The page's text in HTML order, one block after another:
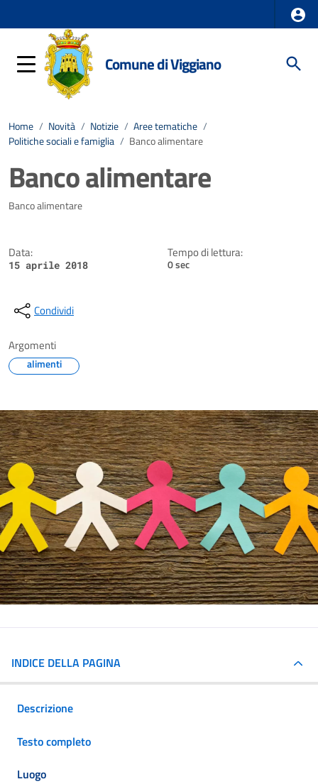
Comune di Viggiano
Home / Novità / Notizie / Aree tematiche /
Politiche sociali e famiglia / Banco alimentare
Banco alimentare
Dettagli della notizia
Banco alimentare
Data:
15 aprile 2018
Tempo di lettura:
0 sec
Condividi
Argomenti
alimenti
INDICE DELLA PAGINA
Descrizione
Testo completo
Luogo